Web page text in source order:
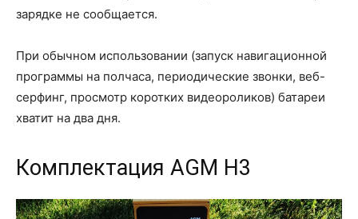
зарядке не сообщается.
При обычном использовании (запуск навигационной
программы на полчаса, периодические звонки, веб-
серфинг, просмотр коротких видеороликов) батареи
хватит на два дня.
Комплектация AGM H3